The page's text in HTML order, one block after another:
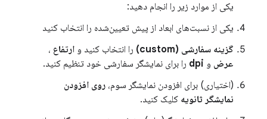
یکی از موارد زیر را انجام دهید:
یکی از نسبت‌های ابعاد از پیش تعیین‌شده را انتخاب کنید
گزینه سفارشی (custom)
را انتخاب کنید و ارتفاع ،
عرض و dpi را برای نمایشگر سفارشی خود تنظیم کنید.
(اختیاری) برای افزودن نمایشگر سوم، روی افزودن
نمایشگر ثانویه کلیک کنید.